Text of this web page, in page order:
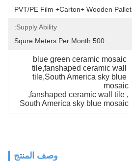
PVT/PE Film +Carton+ Wooden Pallet
Supply Ability:
500 Squre Meters Per Month
blue green ceramic mosaic
tile,fanshaped ceramic wall
tile,South America sky blue
mosaic
,
fanshaped ceramic wall tile
,
South America sky blue mosaic
وصف المنتج